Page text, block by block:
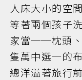
人床大小的空
等著兩個孩子
家當──枕頭、
隻萬中選一的
總洋溢著旅行